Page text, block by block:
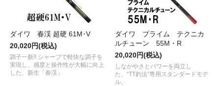
ダイワ 春渓 超硬 61M･V
20,020円(税込)
調子一新!! シャープで軽快な調子を
実現し、感度と操作性が大幅に向上
した、新生「春渓」
ダイワ プライム テクニカ
ルチューン 55M・R
20,020円(税込)
しなかやさとパワーを両立し
た、“TT釣法”専用スタンダードモデ
ル。